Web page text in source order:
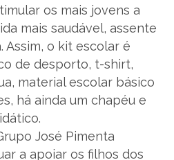
os mais jovens a
mais saudável, assente
Assim, o kit escolar é
de desporto, t-shirt,
material escolar básico
há ainda um chapéu e
José Pimenta
a apoiar os filhos dos